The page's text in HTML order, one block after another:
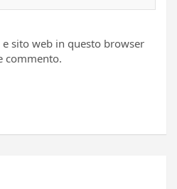
sito web in questo browser
commento.